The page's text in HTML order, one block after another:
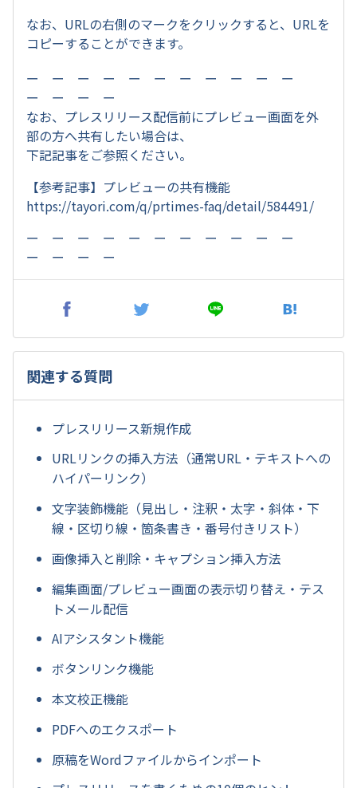
なお、URLの右側のマークをクリックすると、URLを
コピーすることができます。
ー ー ー ー ー ー ー ー ー ー ー
ー ー ー ー
なお、プレスリリース配信前にプレビュー画面を外
部の方へ共有したい場合は、
下記記事をご参照ください。
【参考記事】プレビューの共有機能
https://tayori.com/q/prtimes-faq/detail/584491/
ー ー ー ー ー ー ー ー ー ー ー
ー ー ー ー
関連する質問
プレスリリース新規作成
URLリンクの挿入方法（通常URL・テキストへの
ハイパーリンク）
文字装飾機能（見出し・注釈・太字・斜体・下
線・区切り線・箇条書き・番号付きリスト）
画像挿入と削除・キャプション挿入方法
編集画面/プレビュー画面の表示切り替え・テス
トメール配信
AIアシスタント機能
ボタンリンク機能
本文校正機能
PDFへのエクスポート
原稿をWordファイルからインポート